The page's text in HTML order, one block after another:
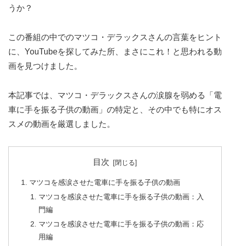
うか？
この番組の中でのマツコ・デラックスさんの言葉をヒント
に、YouTubeを探してみた所、まさにこれ！と思われる動
画を見つけました。
本記事では、マツコ・デラックスさんの涙腺を弱める「電
車に手を振る子供の動画」の特定と、その中でも特にオス
スメの動画を厳選しました。
目次
マツコを感涙させた電車に手を振る子供の動画
マツコを感涙させた電車に手を振る子供の動画：入
門編
マツコを感涙させた電車に手を振る子供の動画：応
用編